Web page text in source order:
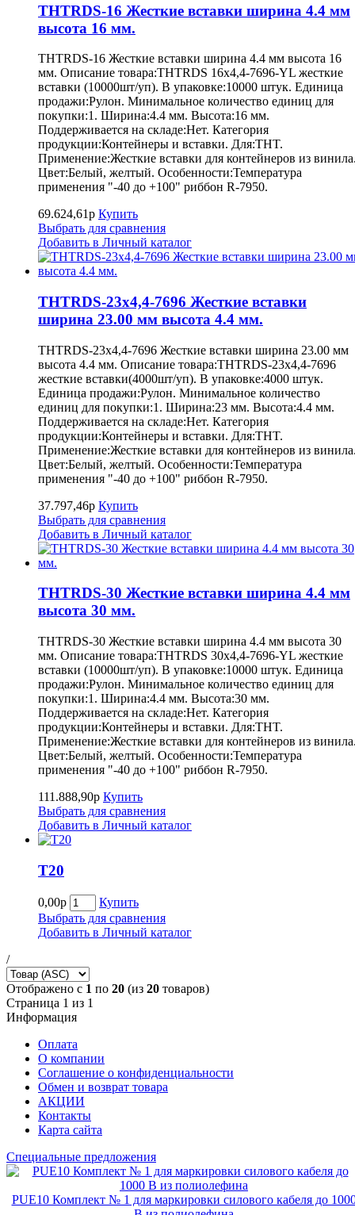
THTRDS-16 Жесткие вставки ширина 4.4 мм
высота 16 мм.
THTRDS-16 Жесткие вставки ширина 4.4 мм высота 16
мм. Описание товара:THTRDS 16x4,4-7696-YL жесткие
вставки (10000шт/уп). В упаковке:10000 штук. Единица
продажи:Рулон. Минимальное количество единиц для
покупки:1. Ширина:4.4 мм. Высота:16 мм.
Поддерживается на складе:Нет. Категория
продукции:Контейнеры и вставки. Для:THT.
Применение:Жесткие вставки для контейнеров из
Цвет:Белый, желтый. Особенности:Температура
применения "-40 до +100" риббон R-7950.
69.624,61р Купить
Выбрать для сравнения
Добавить в Личный каталог
THTRDS-23x4,4-7696 Жесткие вставки
ширина 23.00 мм высота 4.4 мм.
THTRDS-23x4,4-7696 Жесткие вставки ширина 23.00 мм
высота 4.4 мм. Описание товара:THTRDS-23x4,4-7696
жесткие вставки(4000шт/уп). В упаковке:4000 штук.
Единица продажи:Рулон. Минимальное количество
единиц для покупки:1. Ширина:23 мм. Высота:4.4 мм.
Поддерживается на складе:Нет. Категория
продукции:Контейнеры и вставки. Для:THT.
Применение:Жесткие вставки для контейнеров из
Цвет:Белый, желтый. Особенности:Температура
применения "-40 до +100" риббон R-7950.
37.797,46р Купить
Выбрать для сравнения
Добавить в Личный каталог
THTRDS-30 Жесткие вставки ширина 4.4 мм
высота 30 мм.
THTRDS-30 Жесткие вставки ширина 4.4 мм высота 30
мм. Описание товара:THTRDS 30x4,4-7696-YL жесткие
вставки (10000шт/уп). В упаковке:10000 штук. Единица
продажи:Рулон. Минимальное количество единиц для
покупки:1. Ширина:4.4 мм. Высота:30 мм.
Поддерживается на складе:Нет. Категория
продукции:Контейнеры и вставки. Для:THT.
Применение:Жесткие вставки для контейнеров из
Цвет:Белый, желтый. Особенности:Температура
применения "-40 до +100" риббон R-7950.
111.888,90р Купить
Выбрать для сравнения
Добавить в Личный каталог
Т20
0,00р
Купить
Выбрать для сравнения
Добавить в Личный каталог
/
Отображено с 1 по 20 (из 20 товаров)
Страница 1 из 1
Информация
Оплата
О компании
Соглашение о конфиденциальности
Обмен и возврат товара
АКЦИИ
Контакты
Карта сайта
Специальные предложения
PUE10 Комплект № 1 для маркировки силового кабеля до